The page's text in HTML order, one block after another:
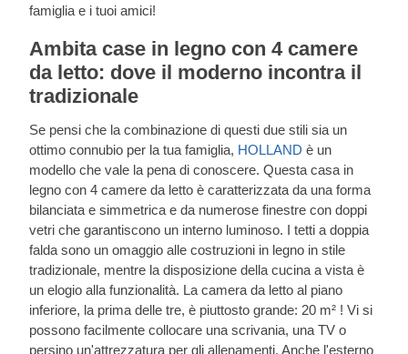
famiglia e i tuoi amici!
Ambita case in legno con 4 camere
da letto: dove il moderno incontra il
tradizionale
Se pensi che la combinazione di questi due stili sia un
ottimo connubio per la tua famiglia, HOLLAND è un
modello che vale la pena di conoscere. Questa casa in
legno con 4 camere da letto è caratterizzata da una forma
bilanciata e simmetrica e da numerose finestre con doppi
vetri che garantiscono un interno luminoso. I tetti a doppia
falda sono un omaggio alle costruzioni in legno in stile
tradizionale, mentre la disposizione della cucina a vista è
un elogio alla funzionalità. La camera da letto al piano
inferiore, la prima delle tre, è piuttosto grande: 20 m² ! Vi si
possono facilmente collocare una scrivania, una TV o
persino un'attrezzatura per gli allenamenti. Anche l'esterno